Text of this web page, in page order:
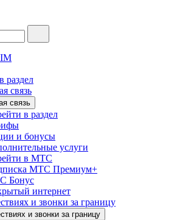
раздел
связь
связь
в раздел
и бонусы
услуги
в МТС
МТС Премиум+
Бонус
интернет
и звонки за границу
и звонки за границу